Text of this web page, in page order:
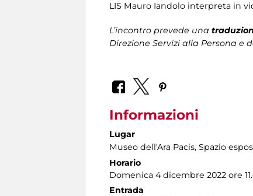
LIS Mauro Iandolo interpreta in
L’incontro prevede una
Direzione Servizi alla Persona e
Informazioni
Lugar
Museo dell'Ara Pacis, Spazio
Horario
Domenica 4 dicembre 2022 ore
Entrada